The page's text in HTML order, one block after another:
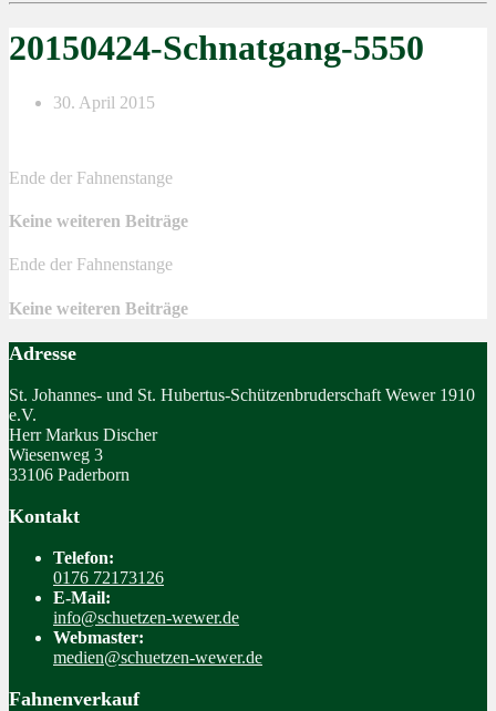
20150424-Schnatgang-5550
30. April 2015
Ende der Fahnenstange
Keine weiteren Beiträge
Ende der Fahnenstange
Keine weiteren Beiträge
Adresse
St. Johannes- und St. Hubertus-Schützenbruderschaft Wewer 1910
e.V.
Herr Markus Discher
Wiesenweg 3
33106 Paderborn
Kontakt
Telefon:
0176 72173126
E-Mail:
info@schuetzen-wewer.de
Webmaster:
medien@schuetzen-wewer.de
Fahnenverkauf